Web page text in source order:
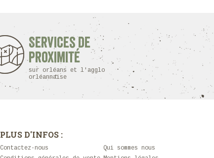
Services de
proximité
sur orléans et l'agglo
orléannaise
PLUS D'INFOS :
Contactez-nous
Qui sommes nous